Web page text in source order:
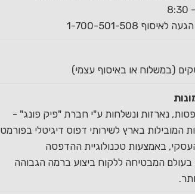
1-700-501-508
נארזות ונשלחות ע"י חברת "פיק פונג" -
המובילות בארץ לשירותי דפוס דיגיטלי בפורמט
באמצעות טכנולוגיית ההדפסה
המבטיחה ללקוח ביצוע ברמה הגבוהה